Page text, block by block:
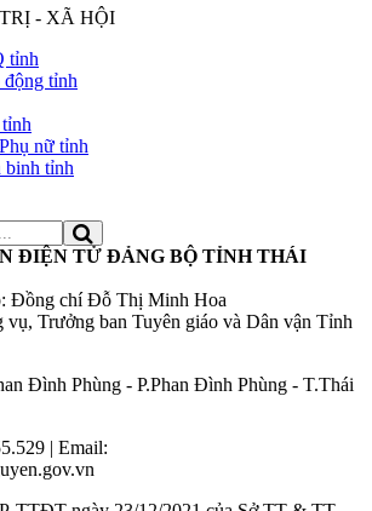
- XÃ HỘI
tỉnh
tỉnh
nữ tỉnh
binh tỉnh
ĐIỆN TỬ ĐẢNG BỘ TỈNH THÁI
Đồng chí Đỗ Thị Minh Hoa
Trưởng ban Tuyên giáo và Dân vận Tỉnh
Đình Phùng - P.Phan Đình Phùng - T.Thái
| Email: